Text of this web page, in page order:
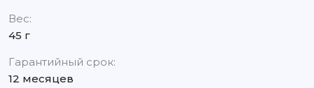
Вес:
45 г
Гарантийный срок:
12 месяцев